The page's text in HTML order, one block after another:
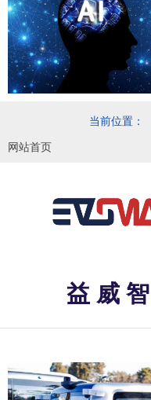
当前位置：
网站首页
益 威